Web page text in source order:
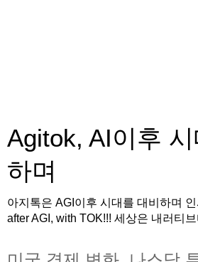
Agitok, AI이후
하며
아지톡은 AGI이후 시대를 대비하며
after AGI, with TOK!!! 세상은 내러티브